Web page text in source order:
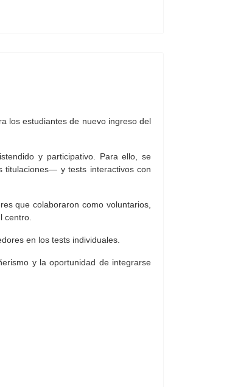
los estudiantes de nuevo ingreso del
y participativo. Para ello, se
titulaciones— y tests interactivos con
que colaboraron como voluntarios,
centro.
en los tests individuales.
y la oportunidad de integrarse